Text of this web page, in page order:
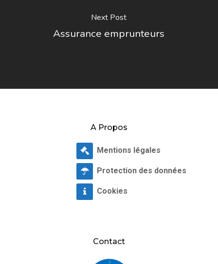
Next Post
Assurance emprunteurs
A Propos
Mentions légales
Protection des données
Cookies
Contact